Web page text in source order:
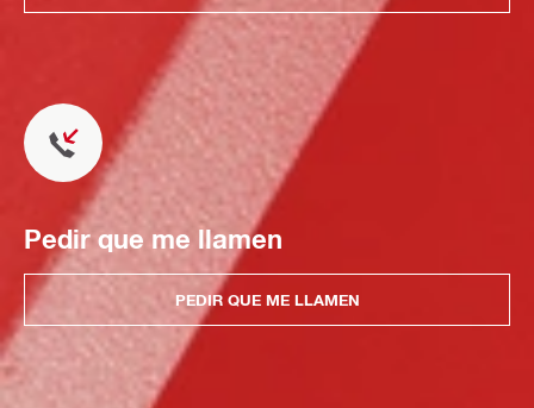
Pedir que me llamen
PEDIR QUE ME LLAMEN